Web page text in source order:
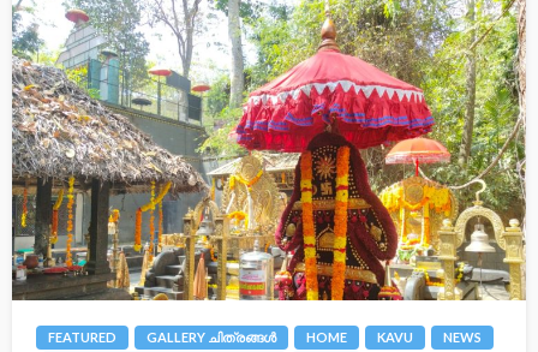
FEATURED GALLERY ചിത്രങ്ങള്‍ HOME KAVU
NEWS